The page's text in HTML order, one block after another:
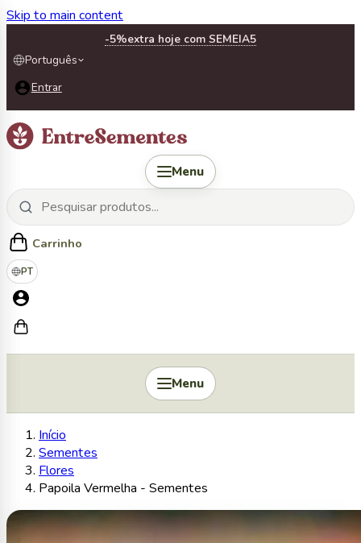
Skip to main content
-5%extra hoje com SEMEIA5
Português
Entrar
Menu
Carrinho
PT
Menu
Início
Sementes
Flores
Papoila Vermelha - Sementes